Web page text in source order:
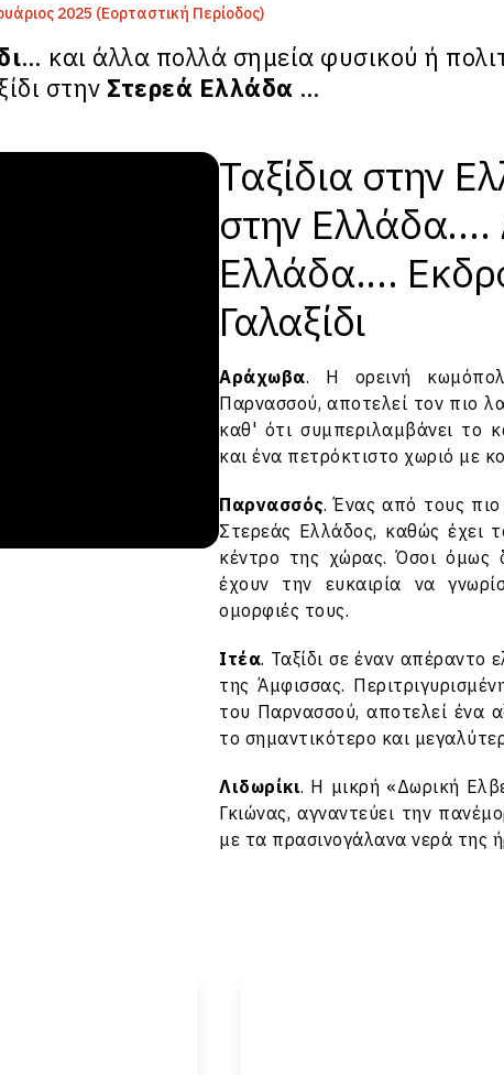
2025 (Εορταστική Περίοδος)
… και άλλα πολλά σημεία φυσικού ή
στην Στερεά Ελλάδα …
Ταξίδια στην
στην Ελλάδα....
Ελλάδα....
Γαλαξίδι
Αράχωβα. Η ορεινή
Παρνασσού, αποτελεί τον πιο
καθ' ότι συμπεριλαμβάνει το
και ένα πετρόκτιστο χωριό με
Παρνασσός. Ένας από τους πιο
Στερεάς Ελλάδος, καθώς έχει
κέντρο της χώρας. Όσοι
έχουν την ευκαιρία να
ομορφιές τους.
Ιτέα. Ταξίδι σε έναν απέραντο
της Άμφισσας.
του Παρνασσού, αποτελεί ένα
το σημαντικότερο και
Λιδωρίκι. Η μικρή «Δωρική
Γκιώνας, αγναντεύει την
με τα πρασινογάλανα νερά της